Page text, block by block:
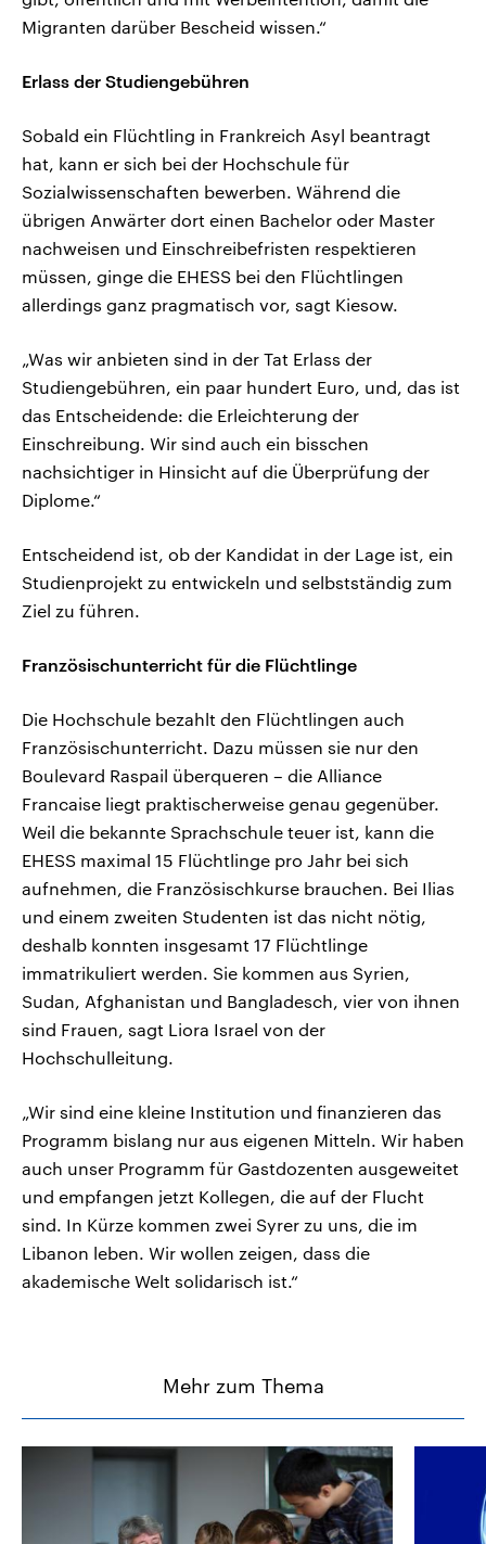
Migranten darüber Bescheid wissen.“
Erlass der Studiengebühren
Sobald ein Flüchtling in Frankreich Asyl beantragt
hat, kann er sich bei der Hochschule für
Sozialwissenschaften bewerben. Während die
übrigen Anwärter dort einen Bachelor oder Master
nachweisen und Einschreibefristen respektieren
müssen, ginge die EHESS bei den Flüchtlingen
allerdings ganz pragmatisch vor, sagt Kiesow.
„Was wir anbieten sind in der Tat Erlass der
Studiengebühren, ein paar hundert Euro, und, das ist
das Entscheidende: die Erleichterung der
Einschreibung. Wir sind auch ein bisschen
nachsichtiger in Hinsicht auf die Überprüfung der
Diplome.“
Entscheidend ist, ob der Kandidat in der Lage ist, ein
Studienprojekt zu entwickeln und selbstständig zum
Ziel zu führen.
Französischunterricht für die Flüchtlinge
Die Hochschule bezahlt den Flüchtlingen auch
Französischunterricht. Dazu müssen sie nur den
Boulevard Raspail überqueren – die Alliance
Francaise liegt praktischerweise genau gegenüber.
Weil die bekannte Sprachschule teuer ist, kann die
EHESS maximal 15 Flüchtlinge pro Jahr bei sich
aufnehmen, die Französischkurse brauchen. Bei Ilias
und einem zweiten Studenten ist das nicht nötig,
deshalb konnten insgesamt 17 Flüchtlinge
immatrikuliert werden. Sie kommen aus Syrien,
Sudan, Afghanistan und Bangladesch, vier von ihnen
sind Frauen, sagt Liora Israel von der
Hochschulleitung.
„Wir sind eine kleine Institution und finanzieren das
Programm bislang nur aus eigenen Mitteln. Wir haben
auch unser Programm für Gastdozenten ausgeweitet
und empfangen jetzt Kollegen, die auf der Flucht
sind. In Kürze kommen zwei Syrer zu uns, die im
Libanon leben. Wir wollen zeigen, dass die
akademische Welt solidarisch ist.“
Mehr zum Thema